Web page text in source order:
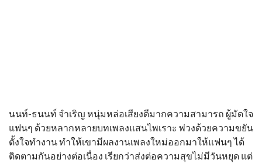
นนท์-ธนนท์ จำเริญ หนุ่มหล่อเสียงดีมากความสามารถ ผู้มัดใจ
แฟนๆ ด้วยหลากหลายบทเพลงแสนไพเราะ พ่วงด้วยความขยัน
ตั้งใจทำงาน ทำให้เขามีผลงานเพลงใหม่ออกมาให้แฟนๆ ได้
ติดตามกันอย่างต่อเนื่อง เรียกว่าส่งต่อความสุขไม่มีวันหยุด แต่